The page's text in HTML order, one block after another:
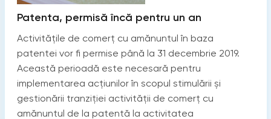
Patenta, permisă încă pentru un an
Activitățile de comerț cu amănuntul în baza
patentei vor fi permise până la 31 decembrie 2019.
Această perioadă este necesară pentru
implementarea acțiunilor în scopul stimulării și
gestionării tranziției activității de comerț cu
amănuntul de la patentă la activitatea